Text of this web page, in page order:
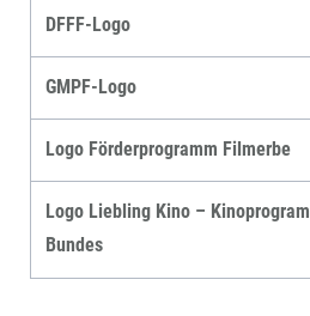
DFFF-Logo
GMPF-Logo
Logo Förderprogramm Filmerbe
Logo Liebling Kino –
Bundes